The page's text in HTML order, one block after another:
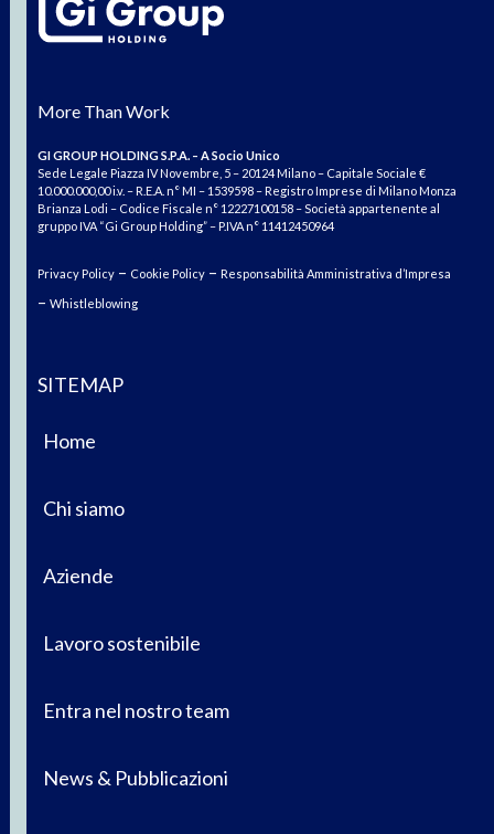
More Than Work
GI GROUP HOLDING S.P.A. – A Socio Unico
Sede Legale Piazza IV Novembre, 5 – 20124 Milano – Capitale Sociale €
10.000.000,00 i.v. – R.E.A. n° MI – 1539598 – Registro Imprese di Milano Monza
Brianza Lodi – Codice Fiscale n° 12227100158 – Società appartenente al
gruppo IVA “Gi Group Holding” – P.IVA n° 11412450964
Privacy Policy– Cookie Policy– Responsabilità Amministrativa d’Impresa
– Whistleblowing
SITEMAP
Home
Chi siamo
Aziende
Lavoro sostenibile
Entra nel nostro team
News & Pubblicazioni